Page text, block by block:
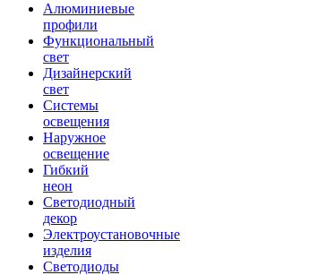
Алюминиевые
профили
Функциональный
свет
Дизайнерский
свет
Системы
освещения
Наружное
освещение
Гибкий
неон
Светодиодный
декор
Электроустановочные
изделия
Светодиоды